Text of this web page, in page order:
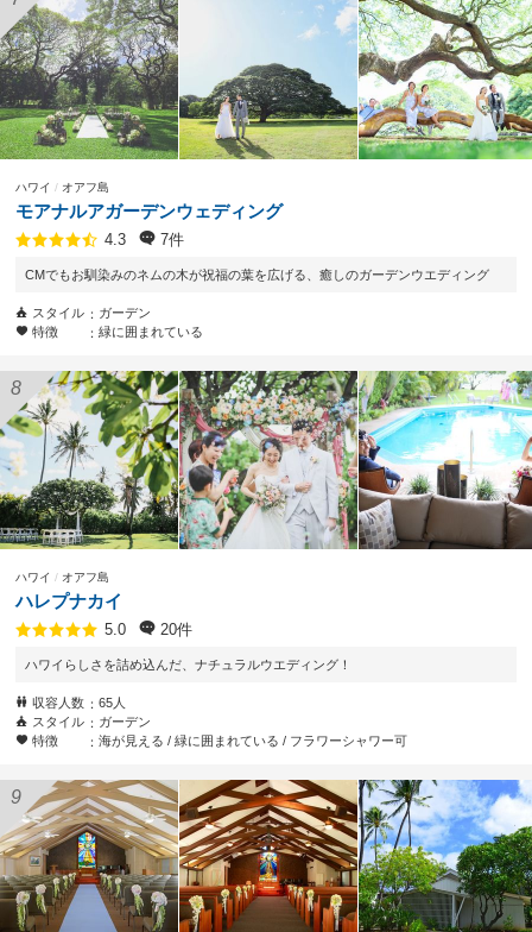
ハワイ オアフ島
モアナルアガーデンウェディング
4.3 7件
CMでもお馴染みのネムの木が祝福の葉を広げる、癒しのガーデンウエディング
スタイル
ガーデン
特徴
緑に囲まれている
ハワイ オアフ島
ハレプナカイ
5.0 20件
ハワイらしさを詰め込んだ、ナチュラルウエディング！
収容人数
65人
スタイル
ガーデン
特徴
海が見える 緑に囲まれている フラワーシャワー可